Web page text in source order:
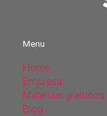
Menu
Home
Empresa
Materiais gratuitos
Blog